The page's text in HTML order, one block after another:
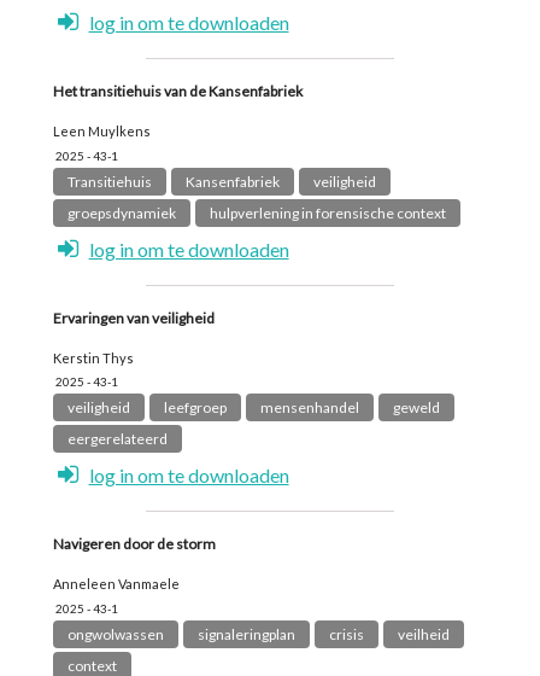
log in om te downloaden
Het transitiehuis van de Kansenfabriek
Leen Muylkens
2025 - 43-1
Transitiehuis Kansenfabriek
veiligheid
groepsdynamiek
hulpverlening in forensische context
log in om te downloaden
Ervaringen van veiligheid
Kerstin Thys
2025 - 43-1
veiligheid leefgroep mensenhandel
geweld
eergerelateerd
log in om te downloaden
Navigeren door de storm
Anneleen Vanmaele
2025 - 43-1
ongwolwassen signaleringplan crisis
veilheid
context